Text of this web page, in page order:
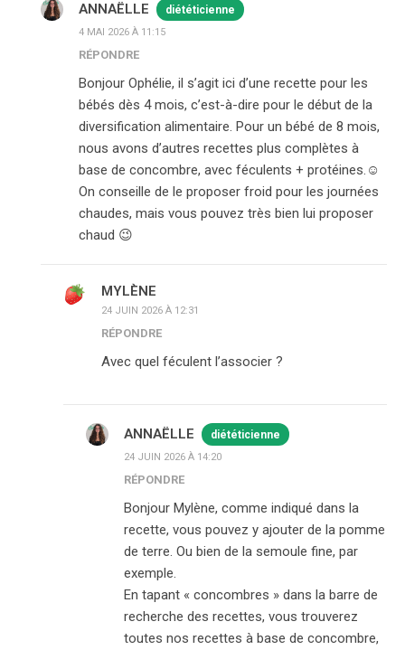
ANNAËLLE diététicienne
4 MAI 2026 À 11:15
RÉPONDRE
Bonjour Ophélie, il s’agit ici d’une recette pour les
bébés dès 4 mois, c’est-à-dire pour le début de la
diversification alimentaire. Pour un bébé de 8 mois,
nous avons d’autres recettes plus complètes à
base de concombre, avec féculents + protéines.☺️
On conseille de le proposer froid pour les journées
chaudes, mais vous pouvez très bien lui proposer
chaud 😉
MYLÈNE
24 JUIN 2026 À 12:31
RÉPONDRE
Avec quel féculent l’associer ?
ANNAËLLE diététicienne
24 JUIN 2026 À 14:20
RÉPONDRE
Bonjour Mylène, comme indiqué dans la
recette, vous pouvez y ajouter de la pomme
de terre. Ou bien de la semoule fine, par
exemple.
En tapant « concombres » dans la barre de
recherche des recettes, vous trouverez
toutes nos recettes à base de concombre,